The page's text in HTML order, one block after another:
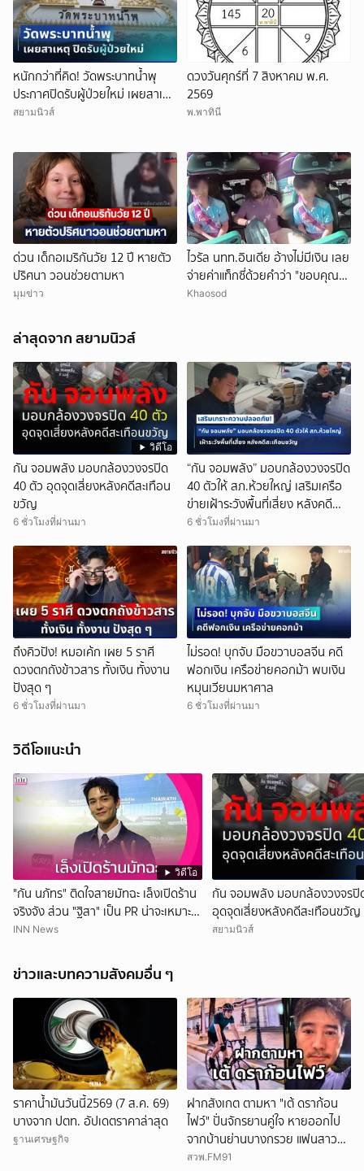
หนักกว่าที่คิด! วัดพระบาทน้ำพุ
ประกาศปิดรับผู้ป่วยใหม่ เผยสาเหตุ
สุดสะเทือนใจ
สยามนิวส์
ดวงวันศุกร์ที่ 7 สิงหาคม พ.ศ.
2569
พ.พาทินี
ด่วน เด็กอเมริกันวัย 12 ปี หายตัว
ปริศนา วอนช่วยตามหา
มุมข่าว
ไวรัล นทท.อินเดีย อ้างไม่มีเงิน เลย
จ่ายค่าแท็กซี่ด้วยคำว่า "ขอบคุณ"
คนขับอึ้ง แห่วิจารณ์
Khaosod
ล่าสุดจาก สยามนิวส์
วิดีโอ
กัน จอมพลัง มอบกล้องวงจรปิด
40 ตัว อุดจุดเสี่ยงหลังคดีสะเทือน
ขวัญ
6 ชั่วโมงที่ผ่านมา
“กัน จอมพลัง” มอบกล้องวงจรปิด
40 ตัวให้ สภ.ห้วยใหญ่ เสริมเครือ
ข่ายเฝ้าระวังพื้นที่เสี่ยง หลังคดี
สะเทือนขวัญพบจุดอำพรางศพ
6 ชั่วโมงที่ผ่านมา
ถึงคิวปัง! หมอเค้ก เผย 5 ราศี
ดวงตกถังข้าวสาร ทั้งเงิน ทั้งงาน
ปังสุด ๆ
6 ชั่วโมงที่ผ่านมา
ไม่รอด! บุกจับ มือขวาบอสจีน คดี
ฟอกเงิน เครือข่ายคอกม้า พบเงิน
หมุนเวียนมหาศาล
6 ชั่วโมงที่ผ่านมา
วิดีโอแนะนำ
วิดีโอ
"กัน นภัทร" ติดใจสายมัทฉะ เล็งเปิดร้าน
จริงจัง ส่วน "ฐิสา" เป็น PR น่าจะเหมาะ
กว่า
INN News
กัน จอมพลัง มอบกล้องวงจรปิ
อุดจุดเสี่ยงหลังคดีสะเทือนขวัญ
สยามนิวส์
ข่าวและบทความสังคมอื่น ๆ
ราคาน้ำมันวันนี้2569 (7 ส.ค. 69)
บางจาก ปตท. อัปเดตราคาล่าสุด
ฐานเศรษฐกิจ
ฝากสังเกต ตามหา "เต้ ดราก้อน
ไฟว์" ปั่นจักรยานคู่ใจ หายออกไป
จากบ้านย่านบางกรวย แฟนสาว
เห็นผิดปกติ รุดแจ้งความหวั่นเกิด
สวพ.FM91
ยกเลิก